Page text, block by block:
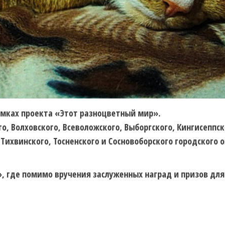
проекта «Этот разноцветный мир».
Волховского, Всеволожского, Выборгского,
Тосненского и Сосновоборского городского
помимо вручения заслуженных наград и призов